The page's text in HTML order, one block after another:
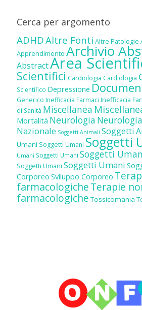
Cerca per argomento
ADHDAltre Fonti Altre Patologie
Apprendimento Archivio
AbstractArea
Scientifici Cardiologia Cardiologia
Scientifico Depressione
Generico Inefficacia Farmaci Inefficacia
di Sanità Miscellanea
Mortalità Neurologia Neurologia
Nazionale Soggetti Animali Soggetti
Umani Soggetti Umani Soggetti
Umani Soggetti Umani Soggetti
Soggetti Umani Soggetti Umani
Corporeo Sviluppo Corporeo
farmacologicheTerapie
farmacologiche Tossicomania